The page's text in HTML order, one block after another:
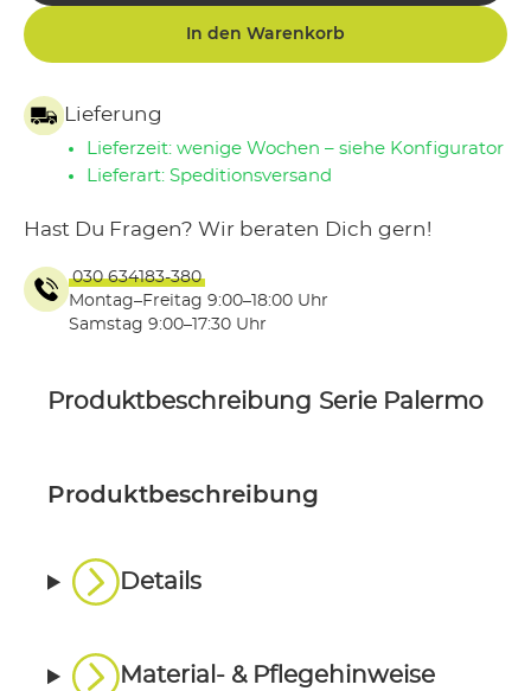
In den Warenkorb
Lieferung
Lieferzeit: wenige Wochen – siehe Konfigurator
Lieferart: Speditionsversand
Hast Du Fragen? Wir beraten Dich gern!
030 634183-380
Montag–Freitag 9:00–18:00 Uhr
Samstag 9:00–17:30 Uhr
Produktbeschreibung Serie Palermo
Produktbeschreibung
Details
Material- & Pflegehinweise